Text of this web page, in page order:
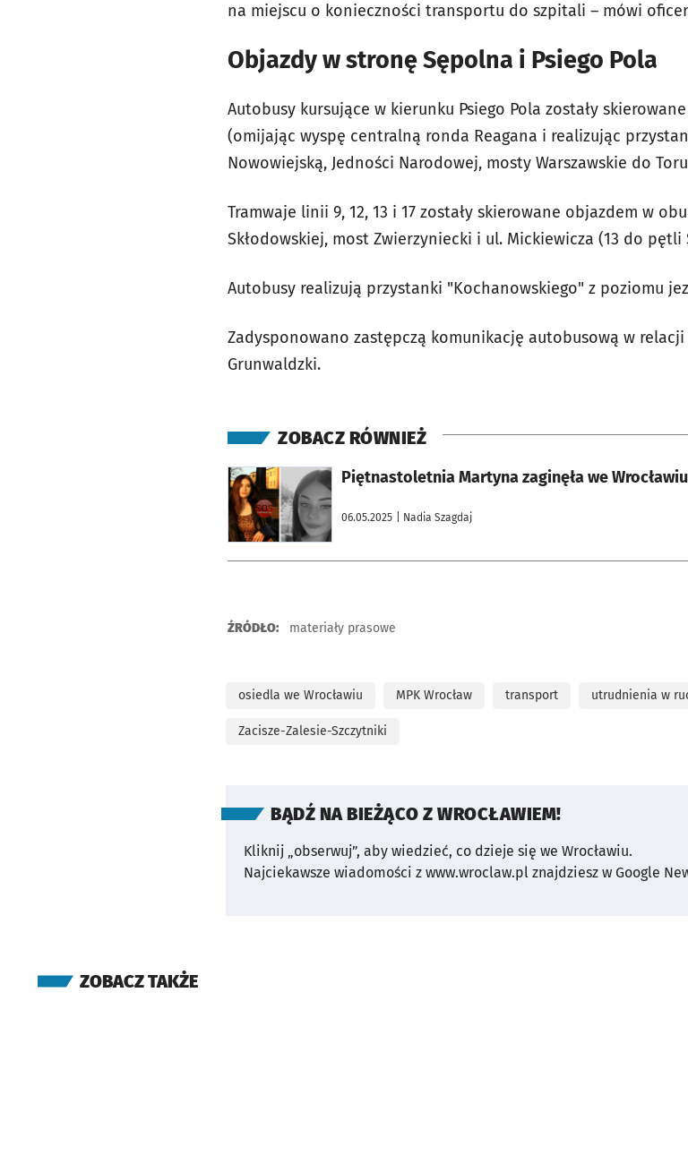
na miejscu o konieczności transportu do szpitali – mówi
Objazdy w stronę Sępolna i Psiego Pola
Autobusy kursujące w kierunku Psiego Pola zostały
(omijając wyspę centralną ronda Reagana i realizując
Nowowiejską, Jedności Narodowej, mosty Warszawskie do
Tramwaje linii 9, 12, 13 i 17 zostały skierowane objazdem w
Skłodowskiej, most Zwierzyniecki i ul. Mickiewicza (13 do pętli
Autobusy realizują przystanki "Kochanowskiego" z poziomu
Zadysponowano zastępczą komunikację autobusową w
Grunwaldzki.
ZOBACZ RÓWNIEŻ
Piętnastoletnia Martyna zaginęła we
06.05.2025 | Nadia Szagdaj
otworzy się w nowej karcie
ŹRÓDŁO: materiały prasowe
osiedla we Wrocławiu MPK Wrocław transport utrudnienia w
Zacisze-Zalesie-Szczytniki
BĄDŹ NA BIEŻĄCO Z WROCŁAWIEM!
Kliknij „obserwuj”, aby wiedzieć, co dzieje się we Wrocławiu.
Najciekawsze wiadomości z www.wroclaw.pl znajdziesz w Google
ZOBACZ TAKŻE